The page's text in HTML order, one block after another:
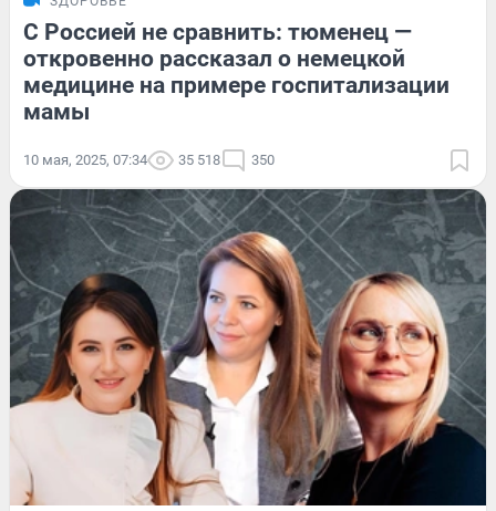
С Россией не сравнить: тюменец —
откровенно рассказал о немецкой
медицине на примере госпитализации
мамы
10 мая, 2025, 07:34 35 518 350